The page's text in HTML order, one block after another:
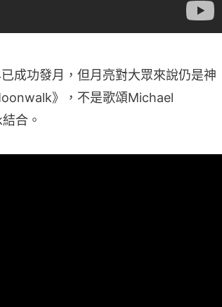
成功發月，但月亮對大眾來說仍是神
》，不是歌頌Michael
合。